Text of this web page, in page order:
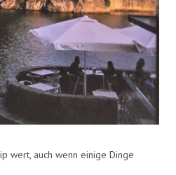
wert, auch wenn einige Dinge